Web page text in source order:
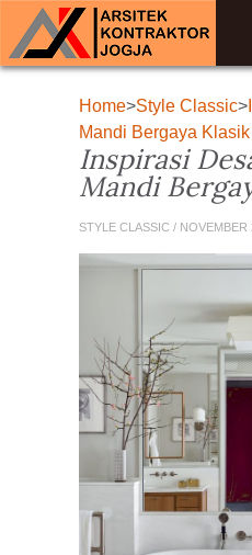
Home>Style Classic>
Mandi Bergaya Klasik
Inspirasi
Mandi
STYLE CLASSIC / NOVEMBER